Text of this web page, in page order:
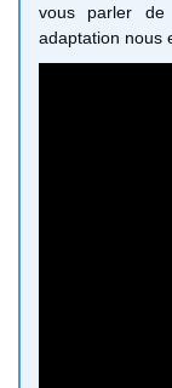
vous parler de
adaptation nous